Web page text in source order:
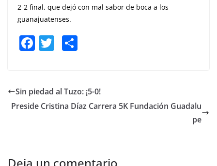
2-2 final, que dejó con mal sabor de boca a los
guanajuatenses.
F
e
b
T
er e
Sin piedad al Tuzo: ¡5-0!
Preside Cristina Díaz Carrera 5K Fundación Guadalu
pe
Deja un comentario